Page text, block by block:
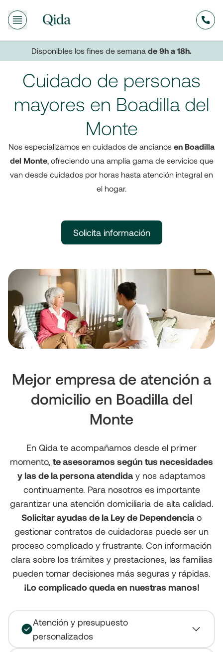
Disponibles los fines de semana de 9h a 18h.
Cuidado de personas
mayores en Boadilla del
Monte
Nos especializamos en cuidados de ancianos en Boadilla
del Monte, ofreciendo una amplia gama de servicios que
van desde cuidados por horas hasta atención integral en
el hogar.
Solicita información
Mejor empresa de atención a
domicilio en Boadilla del
Monte
En Qida te acompañamos desde el primer
momento, te asesoramos según tus necesidades
y las de la persona atendida y nos adaptamos
continuamente. Para nosotros es importante
garantizar una atención domiciliaria de alta calidad.
Solicitar ayudas de la Ley de Dependencia o
gestionar contratos de cuidadoras puede ser un
proceso complicado y frustrante. Con información
clara sobre los trámites y prestaciones, las familias
pueden tomar decisiones más seguras y rápidas.
¡Lo complicado queda en nuestras manos!
Atención y presupuesto
personalizados